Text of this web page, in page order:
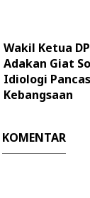
Wakil Ketua
Adakan Giat
Idiologi
Kebangsaan
KOMENTAR